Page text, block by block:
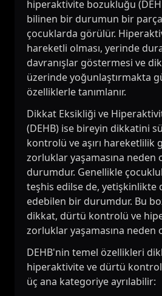
hiperaktivite bozukluğu
bilinen bir durumun bir
çocuklarda görülür.
hareketli olması, yerinde
davranışlar göstermesi ve
üzerinde yoğunlaştırmakta
özelliklerle tanımlanır.
Dikkat Eksikliği ve
(DEHB) ise bireyin dikkatini
kontrolü ve aşırı hareketlilik
zorluklar yaşamasına
durumdur. Genellikle
teşhis edilse de, yetişkinlikte
edebilen bir durumdur. Bu
dikkat, dürtü kontrolü ve
zorluklar yaşamasına neden
DEHB'nin temel özellikleri
hiperaktivite ve dürtü
üç ana kategoriye ayrılabilir: